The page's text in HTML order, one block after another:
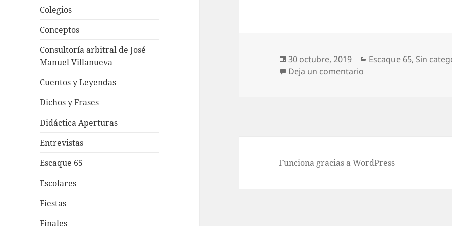
Colegios
Conceptos
Consultoría arbitral de José
Manuel Villanueva
Cuentos y Leyendas
Dichos y Frases
Didáctica Aperturas
Entrevistas
Escaque 65
Escolares
Fiestas
Finales
Publicado
el
30 octubre, 2019 Categorías
Escaque 65, Sin
Deja un comentario
Funciona gracias a WordPress